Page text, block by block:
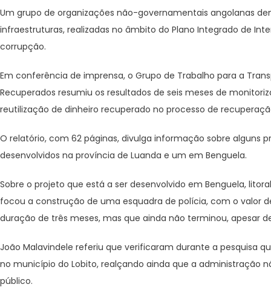
Um grupo de organizações não-governamentais angolanas
infraestruturas, realizadas no âmbito do Plano Integrado de
corrupção.
Em conferência de imprensa, o Grupo de Trabalho para a
Recuperados resumiu os resultados de seis meses de
reutilização de dinheiro recuperado no processo de
O relatório, com 62 páginas, divulga informação sobre
desenvolvidos na província de Luanda e um em Benguela.
Sobre o projeto que está a ser desenvolvido em Benguela,
focou a construção de uma esquadra de polícia, com o valor
duração de três meses, mas que ainda não terminou, apesar
João Malavindele referiu que verificaram durante a pesquisa
no município do Lobito, realçando ainda que a administração
público.